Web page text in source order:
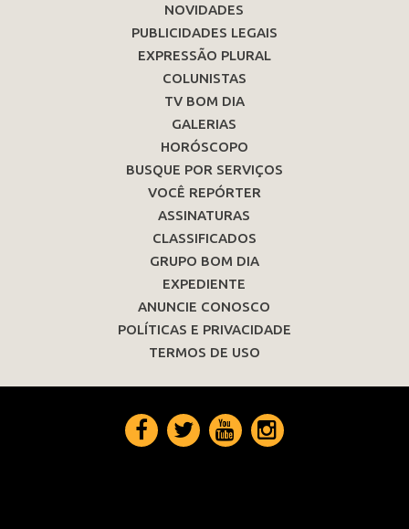
NOVIDADES
PUBLICIDADES LEGAIS
EXPRESSÃO PLURAL
COLUNISTAS
TV BOM DIA
GALERIAS
HORÓSCOPO
BUSQUE POR SERVIÇOS
VOCÊ REPÓRTER
ASSINATURAS
CLASSIFICADOS
GRUPO BOM DIA
EXPEDIENTE
ANUNCIE CONOSCO
POLÍTICAS E PRIVACIDADE
TERMOS DE USO